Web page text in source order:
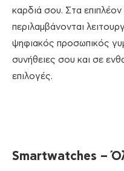
καρδιά σου. Στα επιπλέον
περιλαμβάνονται
ψηφιακός προσωπικός
συνήθειες σου και σε
επιλογές.
Smartwatches –